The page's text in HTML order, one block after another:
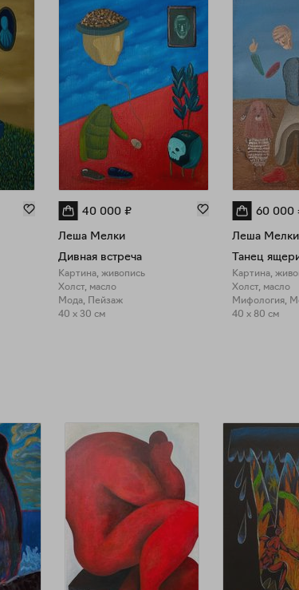
40 000 ₽
Леша Мелки
Дивная встреча
Картина, живопись
Холст, масло
Мода, Пейзаж
40 x 30 см
60 000
Леша Мелки
Танец
Картина,
Холст, масло
Мифология,
40 x 80 см